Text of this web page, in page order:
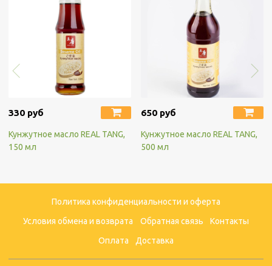
330 руб
Кунжутное масло REAL TANG,
150 мл
650 руб
Кунжутное масло REAL TANG,
500 мл
Политика конфиденциальности и оферта
Условия обмена и возврата Обратная связь Контакты
Оплата Доставка